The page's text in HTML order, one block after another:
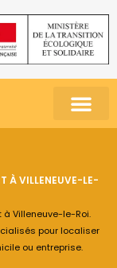
À VILLENEUVE-LE-
Villeneuve-le-Roi.
pour localiser
ou entreprise.